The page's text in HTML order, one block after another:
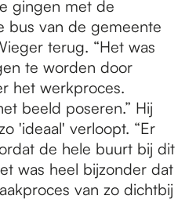
gingen met de
bus van de gemeente
terug. “Het was
te worden door
het werkproces.
beeld poseren.” Hij
'ideaal' verloopt. “Er
de hele buurt bij dit
was heel bijzonder dat
van zo dichtbij